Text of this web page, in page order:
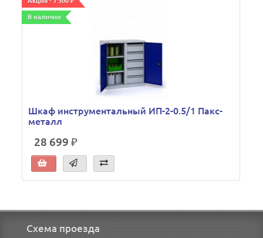
В наличии
Шкаф инструментальный ИП-2-0.5/1 Пакс-
металл
28 699 ₽
Схема проезда